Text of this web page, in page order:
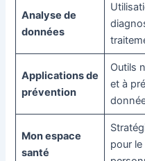
Analyse de
données
Applications de
prévention
Outils
et à
Mon espace
santé
pour